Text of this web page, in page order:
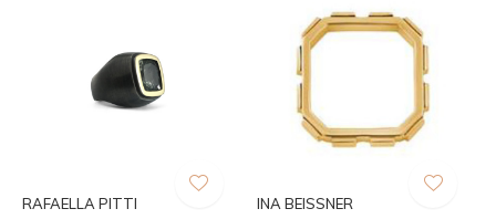
RAFAELLA PITTI INA BEISSNER